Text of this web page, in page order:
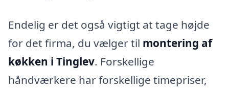
Endelig er det også vigtigt at tage højde
for det firma, du vælger til montering af
køkken i Tinglev. Forskellige
håndværkere har forskellige timepriser,